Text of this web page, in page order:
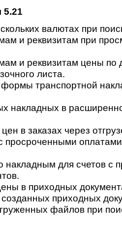
5.21
валютах при
и реквизитам при
и реквизитам цены по
листа.
транспортной
накладных в
в заказах через
просроченными
накладным для счетов с
в приходных
приходных
файлов при